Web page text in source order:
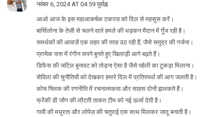
नवंबर 6, 2024 AT 04:59 पूर्वाह्न
आओ आज के इस महाआकर्षक टकराव को दिल से महसूस करें।
बार्सिलोना के तेज़ी से चलने वाले हमले की धड़कन मैदान में गूँज रही है।
समर्थकों की आवाज़ें एक लहर की तरह उठ रही हैं, जैसे समुद्र की गर्जना।
प्रत्येक पास में रंगीन सपने बुनते हुए खिलाड़ी आगे बढ़ते हैं।
डिफेंस की जटिल बुनावट को तोड़ना ऐसा है जैसे पहेली का टुकड़ा मिलाना।
सेविला की चुनौतियों को देखकर हमारे दिल में प्रतिस्पर्धा की आग जलती है।
कोच फ्लिक की रणनीति में रचनात्मकता और साहस दोनों झलकते हैं।
फ्रेंकी डी जोंग की लौटती ताकत टीम को नई ऊर्जा देती है।
गावी की मधुरता और लोपेज़ की चतुराई एक साथ मिलकर जादू बनाती है।